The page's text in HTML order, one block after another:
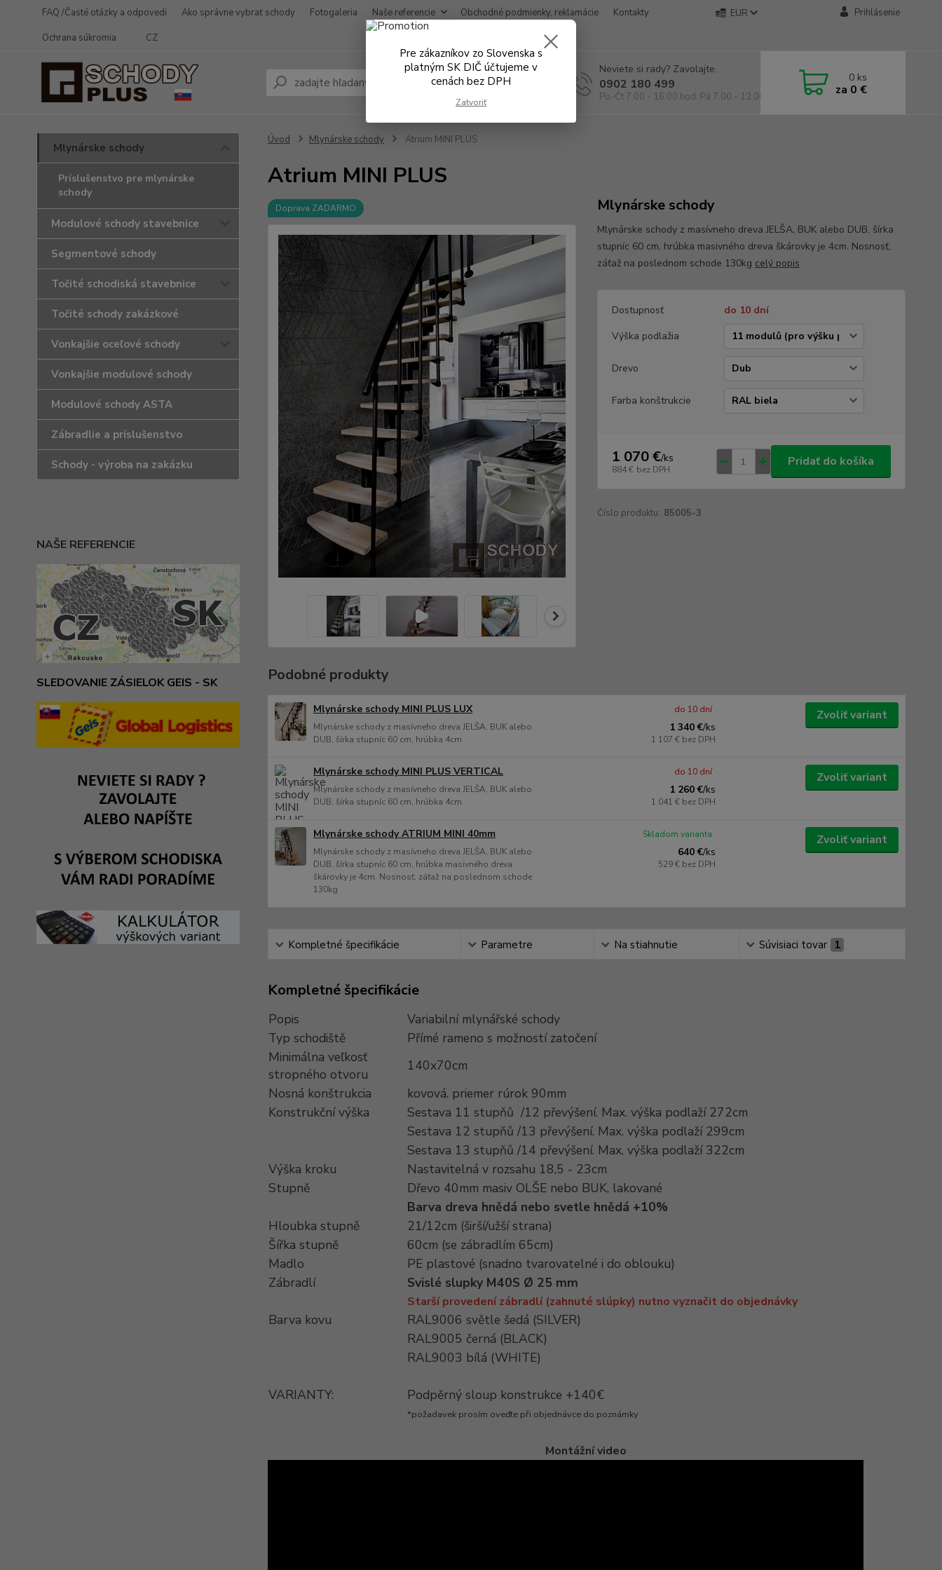
FAQ /Časté otázky a odpovedi Ako správne vybrať schody Fotogaleria Naše referencie Obchodné podmienky, reklamácie
Kontakty
Ochrana súkromia
CZ
EUR Prihlásenie
Hľadať
Neviete si rady? Zavolajte.
0902 180 499
Po-Čt 7.00 - 16.00 hod. Pá 7.00 - 12.00 hod.
0 ks
za 0 €
Mlynárske schody
Príslušenstvo pre mlynárske
schody
Modulové schody stavebnice
Segmentové schody
Točité schodiská stavebnice
Točité schody zakázkové
Vonkajšie oceľové schody
Vonkajšie modulové schody
Modulové schody ASTA
Zábradlie a príslušenstvo
Schody - výroba na zakázku
NAŠE REFERENCIE
SLEDOVANIE ZÁSIELOK GEIS - SK
Úvod Mlynárske schody Atrium MINI PLUS
Atrium MINI PLUS
Doprava ZADARMO Mlynárske schody
Mlynárske schody z masívneho dreva JELŠA, BUK alebo DUB, šírka
stupníc 60 cm, hrúbka masivného dreva škárovky je 4cm. Nosnosť,
záťaž na poslednom schode 130kg celý popis
Dostupnosť
do 10 dní
Výška podlažia
Drevo
Farba konštrukcie
1 070 €/ks
884 € bez DPH
Pridať do košíka
Číslo produktu: 85005-3
Podobné produkty
Mlynárske schody MINI PLUS LUX
Mlynárske schody z masívneho dreva JELŠA, BUK alebo
DUB, šírka stupníc 60 cm, hrúbka 4cm
1 340 €/ks
1 107 € bez DPH
do 10 dní Zvoliť variant
Mlynárske schody MINI PLUS VERTICAL
Mlynárske schody z masívneho dreva JELŠA, BUK alebo
DUB, šírka stupníc 60 cm, hrúbka 4cm
1 260 €/ks
1 041 € bez DPH
do 10 dní Zvoliť variant
Mlynárske schody ATRIUM MINI 40mm
Mlynárske schody z masívneho dreva JELŠA, BUK alebo
DUB, šírka stupníc 60 cm, hrúbka masivného dreva
škárovky je 4cm. Nosnosť, záťaž na poslednom schode
130kg
640 €/ks
529 € bez DPH
Skladom varianta Zvoliť variant
Kompletné špecifikácie Parametre Na stiahnutie Súvisiaci tovar 1
Kompletné špecifikácie
Popis
Variabilní mlynářské schody
Typ schodiště
Přímé rameno s možností zatočení
Minimálna veľkosť
stropného otvoru
140x70cm
Nosná konštrukcia
kovová. priemer rúrok 90mm
Konstrukční výška
Sestava 11 stupňů /12 převýšení. Max. výška podlaží 272cm
Sestava 12 stupňů /13 převýšení. Max. výška podlaží 299cm
Sestava 13 stupňů /14 převýšení. Max. výška podlaží 322cm
Výška kroku
Nastavitelná v rozsahu 18,5 - 23cm
Stupně
Dřevo 40mm masiv OLŠE nebo BUK, lakované
Barva dreva hnědá nebo svetle hnědá +10%
Hloubka stupně
21/12cm (širší/užší strana)
Šířka stupně
60cm (se zábradlím 65cm)
Madlo
PE plastové (snadno tvarovatelné i do oblouku)
Zábradlí
Svislé slupky M40S Ø 25 mm
Starší provedení zábradlí (zahnuté slúpky) nutno vyznačit do objednávky
Barva kovu
RAL9006 světle šedá (SILVER)
RAL9005 černá (BLACK)
RAL9003 bílá (WHITE)
VARIANTY: Podpěrný sloup konstrukce +140€
*požadavek prosím oveďte při objednávce do poznámky
Montážní video
Pre zákazníkov zo Slovenska s
platným SK DIČ účtujeme v
cenách bez DPH
Zatvoriť